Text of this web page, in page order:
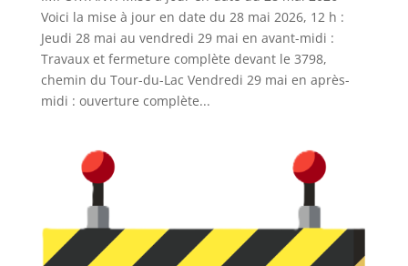
Voici la mise à jour en date du 28 mai 2026, 12 h :
Jeudi 28 mai au vendredi 29 mai en avant-midi :
Travaux et fermeture complète devant le 3798,
chemin du Tour-du-Lac Vendredi 29 mai en après-
midi : ouverture complète...